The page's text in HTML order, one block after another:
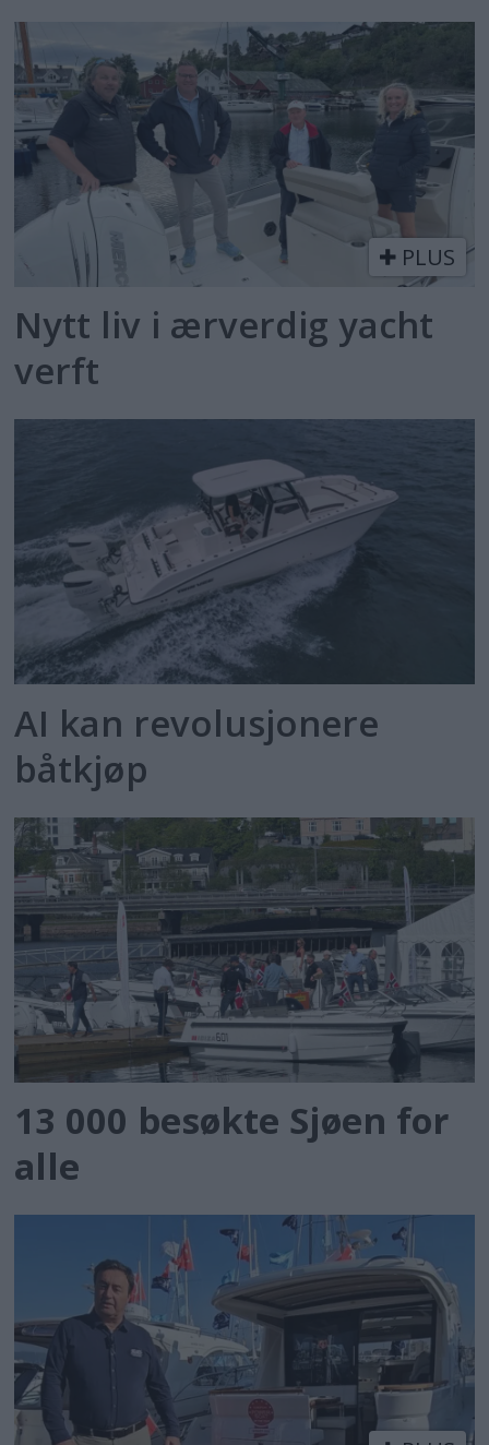
PLUS
Nytt liv i ærverdig yacht
verft
AI kan revolusjonere
båtkjøp
13 000 besøkte Sjøen for
alle